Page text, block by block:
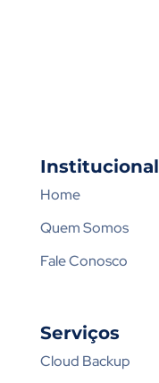
Institucional
Home
Quem Somos
Fale Conosco
Serviços
Cloud Backup